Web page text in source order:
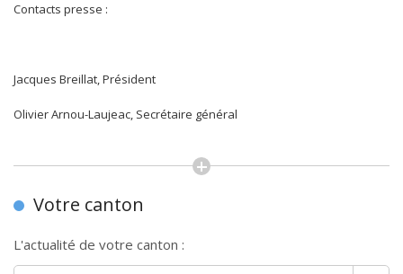
Contacts presse :
Jacques Breillat, Président
Olivier Arnou-Laujeac, Secrétaire général
Votre canton
L'actualité de votre canton :